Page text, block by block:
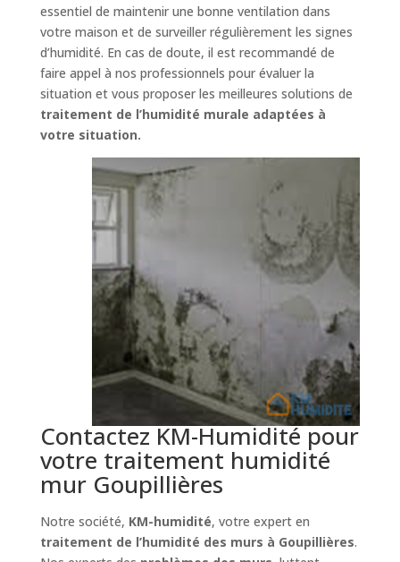
essentiel de maintenir une bonne ventilation dans
votre maison et de surveiller régulièrement les signes
d’humidité. En cas de doute, il est recommandé de
faire appel à nos professionnels pour évaluer la
situation et vous proposer les meilleures solutions de
traitement de l’humidité murale adaptées à
votre situation.
Contactez KM-Humidité pour
votre traitement humidité
mur Goupillières
Notre société, KM-humidité, votre expert en
traitement de l’humidité des murs à Goupillières.